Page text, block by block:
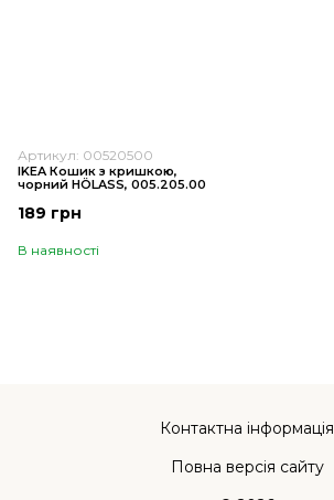
Артикул: 00520500
IKEA Кошик з кришкою,
чорний HÖLASS, 005.205.00
189 грн
В наявності
Контактна інформація
Повна версія сайту